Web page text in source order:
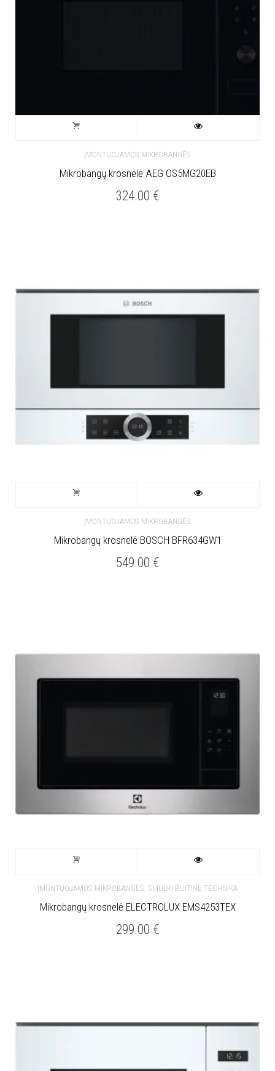
ĮMONTUOJAMOS MIKROBANGĖS
Mikrobangų krosnelė AEG OS5MG20EB
324.00 €
ĮMONTUOJAMOS MIKROBANGĖS
Mikrobangų krosnelė BOSCH BFR634GW1
549.00 €
ĮMONTUOJAMOS MIKROBANGĖS, SMULKI BUITINĖ TECHNIKA
Mikrobangų krosnelė ELECTROLUX EMS4253TEX
299.00 €